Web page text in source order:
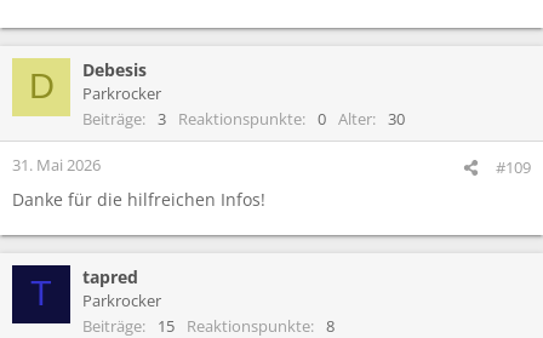
D Debesis
Parkrocker
Beiträge
3 Reaktionspunkte 0 Alter 30
31. Mai 2026 #109
Danke für die hilfreichen Infos!
T tapred
Parkrocker
Beiträge
15 Reaktionspunkte 8